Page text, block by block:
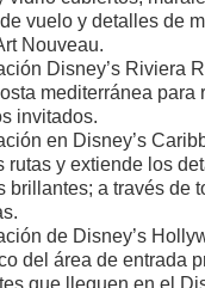
vuelo y detalles de
Nouveau.
Disney’s Riviera
mediterránea para
invitados.
en Disney’s
rutas y extiende los
brillantes; a través de
de Disney’s
del área de entrada